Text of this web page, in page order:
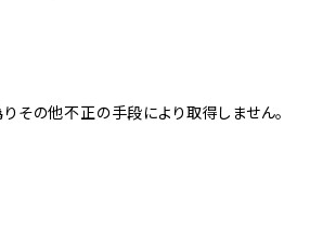
その他不正の手段により取得しません。